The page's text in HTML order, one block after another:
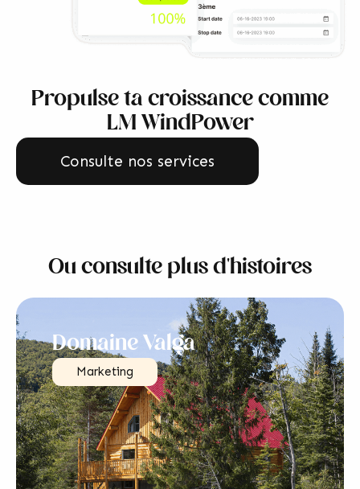
Propulse ta croissance comme
LM WindPower
Consulte nos services
Ou consulte plus d'histoires
Domaine Valga
Marketing